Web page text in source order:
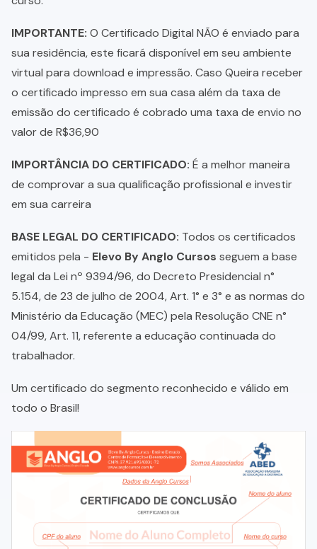
IMPORTANTE: O Certificado Digital NÃO é enviado para
sua residência, este ficará disponível em seu ambiente
virtual para download e impressão. Caso Queira receber
o certificado impresso em sua casa além da taxa de
emissão do certificado é cobrado uma taxa de envio no
valor de R$36,90
IMPORTÂNCIA DO CERTIFICADO: É a melhor maneira
de comprovar a sua qualificação profissional e investir
em sua carreira
BASE LEGAL DO CERTIFICADO: Todos os certificados
emitidos pela - Elevo By Anglo Cursos seguem a base
legal da Lei nº 9394/96, do Decreto Presidencial n°
5.154, de 23 de julho de 2004, Art. 1° e 3° e as normas do
Ministério da Educação (MEC) pela Resolução CNE n°
04/99, Art. 11, referente a educação continuada do
trabalhador.
Um certificado do segmento reconhecido e válido em
todo o Brasil!